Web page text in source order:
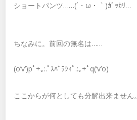
ショートパンツ……(´・ω・｀)ｶﾞｯｶﾘ…
ちなみに。前回の無名は……
(o’v’)pﾟ+｡:.ﾟｽﾊﾞﾗｼｨﾟ.:｡+ﾟq(‘v’o)
ここからが何としても分解出来ません。